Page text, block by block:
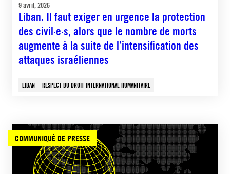
9 avril, 2026
Liban. Il faut exiger en urgence la protection
des civil·e·s, alors que le nombre de morts
augmente à la suite de l’intensification des
attaques israéliennes
LIBAN RESPECT DU DROIT INTERNATIONAL HUMANITAIRE
COMMUNIQUÉ DE PRESSE